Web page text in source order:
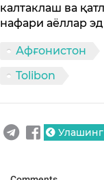
калтаклаш ва
нафари аёллар
Афғонистон
Tolibon
Улашинг